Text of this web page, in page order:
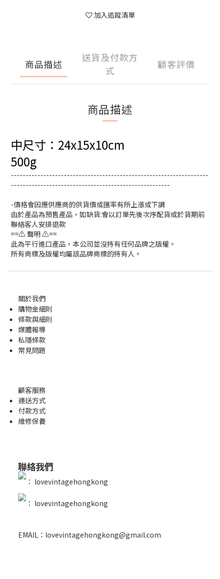
加入追蹤清單
商品描述
送貨及付款方
式
顧客評價
商品描述
中尺寸： 24x15x10cm
500g
-------------------------------------------------------------------
------------------------------------------------------
-價格會因應供應商的供貨價或匯率有所上漲或下調
由於產品為預售產品，如缺貨:會以訂單先後次序配貨或於貨期前
聯絡客人安排退款
==⚠️ 聲明 ⚠️==
此為平行進口產品，本公司並沒持有任何品牌之版權。
所有商標及版權均屬該品牌商標的持有人。
關於我們
購物金細則
條款與細則
媒體報導
私隱條款
常見問題
顧客服務
運送方式
付款方式
維修保養
聯絡我們
： lovevintagehongkong
： lovevintagehongkong
EMAIL：lovevintagehongkong@gmail.com